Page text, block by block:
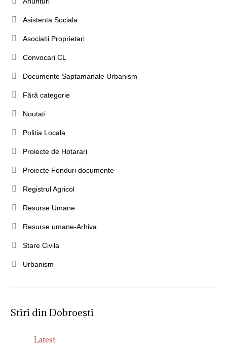
Asistenta Sociala
Asociatii Proprietari
Convocari CL
Documente Saptamanale Urbanism
Fără categorie
Noutati
Politia Locala
Proiecte de Hotarari
Proiecte Fonduri documente
Registrul Agricol
Resurse Umane
Resurse umane-Arhiva
Stare Civila
Urbanism
Stiri din Dobroești
Latest